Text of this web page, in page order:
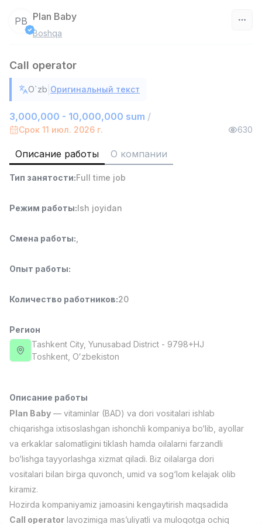
6,000,000 - 15,000,000 sum
Full time job
Работник склада
4,280,000 sum/
Full time job
Ish joyidan
Доставка
Full time job
Ish joyidan
Повар фастфуда
LES AILES
Full time job
Ish joyidan
NAVBAHOR APTEKA
Ish joyidan
Оператор по продажам (Только для
Договорная
NAFF
Full time job
TOP
Агент по продажам TOP
PB Plan Baby
Boshqa
Call operator
O`zb Оригинальный текст
3,000,000 - 10,000,000 sum /
Срок 11 июл. 2026 г. 630
Описание работы О компании
Тип занятости:Full time job
Режим работы:Ish joyidan
Смена работы:
Опыт работы:
Количество работников:20
Регион
Tashkent City, Yunusabad District - 9798+HJ
Тоshkent, Oʻzbekiston
Описание работы
Plan Baby — vitaminlar (BAD) va dori vositalari ishlab
chiqarishga ixtisoslashgan ishonchli kompaniya bo‘lib, ayollar
va erkaklar salomatligini tiklash hamda oilalarni farzandli
bo‘lishga tayyorlashga xizmat qiladi. Biz oilalarga dori
vositalari bilan birga quvonch, umid va sog‘lom kelajak olib
kiramiz.
Hozirda kompaniyamiz jamoasini kengaytirish maqsadida
Call operator lavozimiga mas’uliyatli va muloqotga ochiq
Вакансии Категории Компании Профиль